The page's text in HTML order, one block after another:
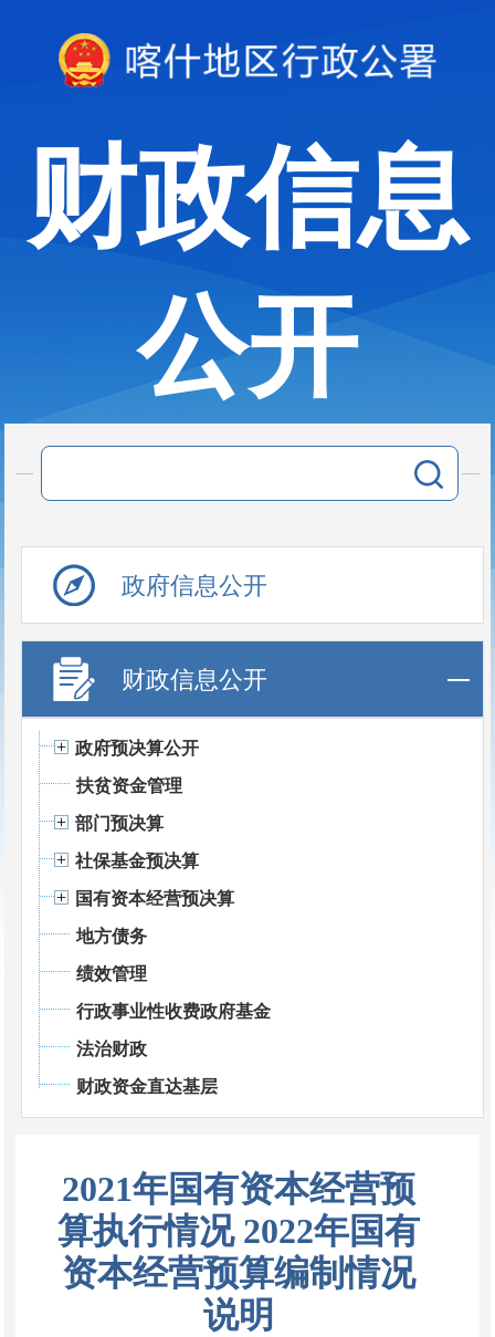
财政信息
公开
政府信息公开
财政信息公开
政府预决算公开
扶贫资金管理
部门预决算
社保基金预决算
国有资本经营预决算
地方债务
绩效管理
行政事业性收费政府基金
法治财政
财政资金直达基层
2021年国有资本经营预
算执行情况 2022年国有
资本经营预算编制情况
说明